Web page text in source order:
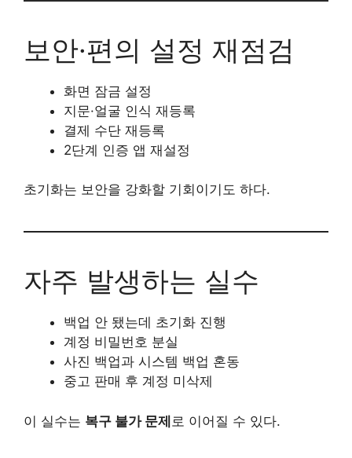
보안·편의 설정 재점검
화면 잠금 설정
지문·얼굴 인식 재등록
결제 수단 재등록
2단계 인증 앱 재설정
초기화는 보안을 강화할 기회이기도 하다.
자주 발생하는 실수
백업 안 됐는데 초기화 진행
계정 비밀번호 분실
사진 백업과 시스템 백업 혼동
중고 판매 후 계정 미삭제
이 실수는 복구 불가 문제 로 이어질 수 있다.